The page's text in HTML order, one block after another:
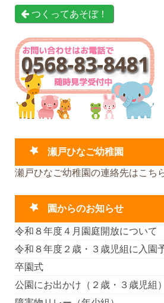
つくってあそぼ！
瀬戸ひなご幼稚園
瀬戸ひなご幼稚園の連絡先はこち
園からのお知らせ
令和８年度４月園庭開放について
令和８年度２歳・３歳児組に入園
卒園式
公園にお出かけ（２歳・３歳児組）